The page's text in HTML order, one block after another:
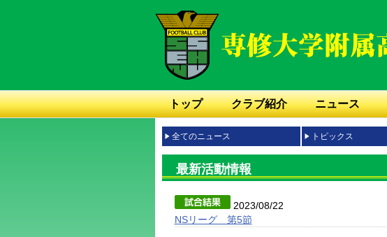
トップ クラブ紹介 ニュース
全てのニュース トピックス
最新活動情報
2023/08/22
NSリーグ 第5節